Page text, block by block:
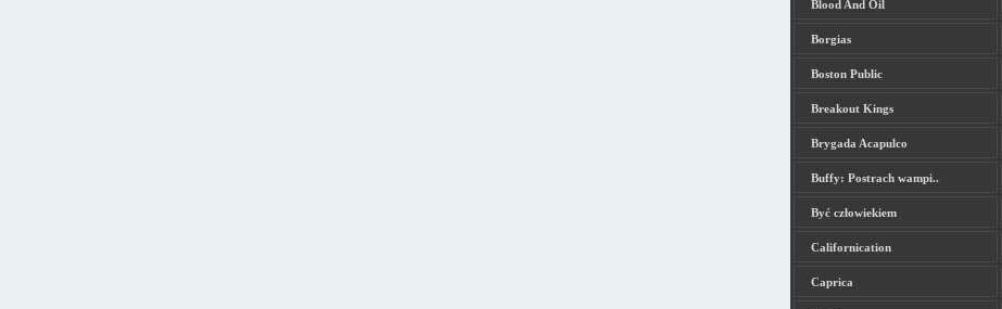
Blood And Oil
Borgias
Boston Public
Breakout Kings
Brygada Acapulco
Buffy: Postrach wampi..
Być człowiekiem
Californication
Caprica